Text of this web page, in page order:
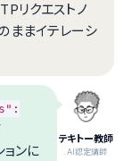
リクエストノ
ままイテレーシ
テキトー教師
.AI認定講師
ンに